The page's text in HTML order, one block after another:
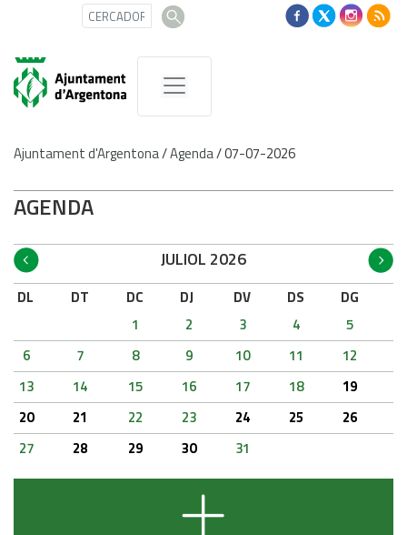
Ajuntament d'Argentona/Agenda/07-07-2026
AGENDA
JULIOL 2026
DL DT DC DJ DV DS
DG
1
2 3 4
5
6
7 8 9 10 11
12
13
14 15 16 17 18
19
20
21 22 23 24 25
26
27
28 29 30 31